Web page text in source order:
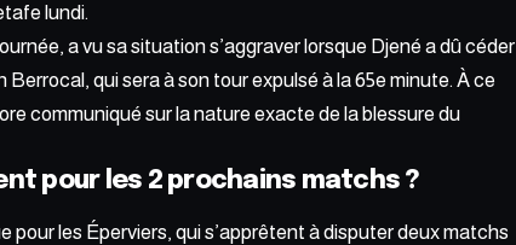
lundi.
a vu sa situation s’aggraver lorsque Djené a dû céder
Berrocal, qui sera à son tour expulsé à la 65e minute. À ce
communiqué sur la nature exacte de la blessure du
pour les 2 prochains matchs ?
les Éperviers, qui s’apprêtent à disputer deux matchs